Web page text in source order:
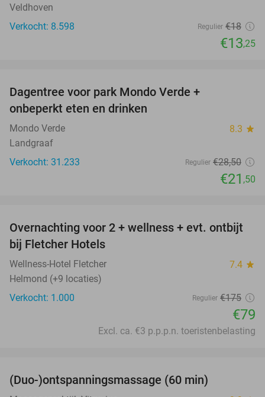
Veldhoven
Verkocht: 8.598
Regulier €18
€13,25
Dagentree voor park Mondo Verde +
onbeperkt eten en drinken
Mondo Verde 8.3 star
Landgraaf
Verkocht: 31.233
Regulier €28,50
€21 ,50
55%
Overnachting voor 2 + wellness + evt. ontbijt
bij Fletcher Hotels
Wellness-Hotel Fletcher 7.4 star
Helmond (+9 locaties)
Verkocht: 1.000
Regulier €175
€79
Excl. ca. €3 p.p.p.n. toeristenbelasting
(Duo-)ontspanningsmassage (60 min)